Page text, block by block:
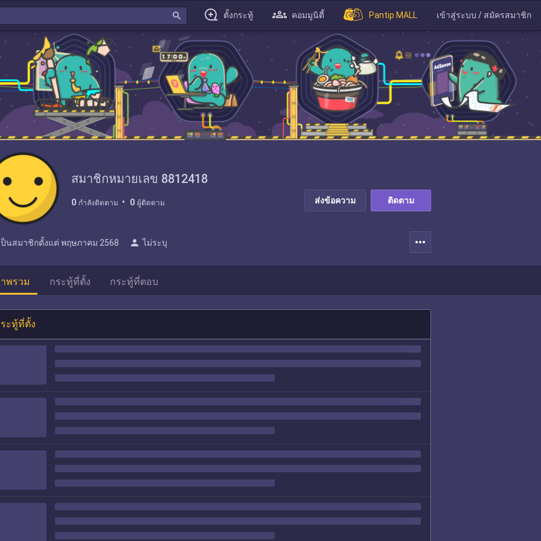
search ตั้งกระทู้ คอมมูนิตี้ Pantip MALL เข้าสู่ระบบ / สมัครสมาชิก
สมาชิกหมายเลข 8812418
0 กำลังติดตาม 0 ผู้ติดตาม ส่งข้อความ ติดตาม
ป็นสมาชิกตั้งแต่ พฤษภาคม 2568 person ไม่ระบุ more_horiz
พรวม กระทู้ที่ตั้ง กระทู้ที่ตอบ
ะทู้ที่ตั้ง